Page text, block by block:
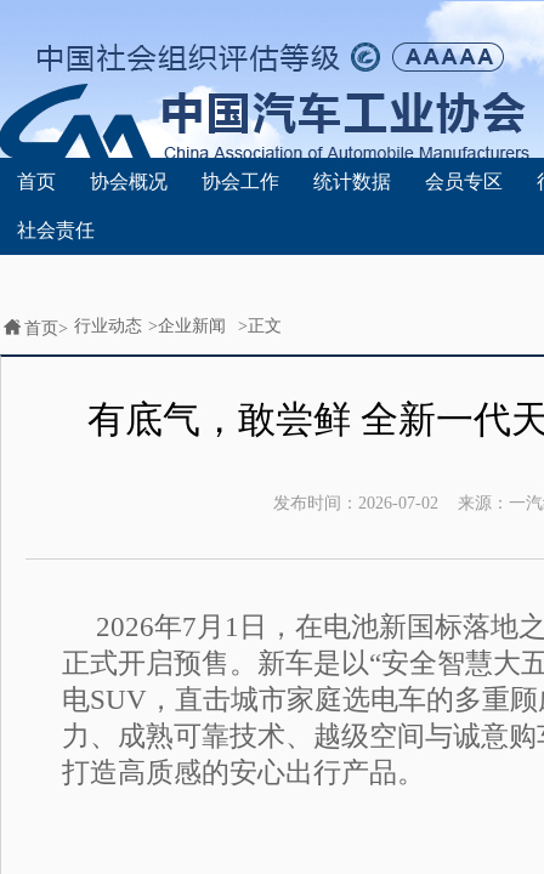
首页 协会概况 协会工作 统计数据 会员专区
社会责任
首页> 行业动态 >企业新闻 >正文
有底气，敢尝鲜 全新一代
发布时间： 2026-07-02 来源： 一
2026年7月1日，在电池新国标落地
正式开启预售。新车是以“安全智慧大
电SUV，直击城市家庭选电车的多重
力、成熟可靠技术、越级空间与诚意
打造高质感的安心出行产品。